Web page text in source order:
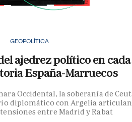
GEOPOLÍTICA
ajedrez político en cada
España-Marruecos
Occidental, la soberanía de
diplomático con Argelia articulan
entre Madrid y Rabat